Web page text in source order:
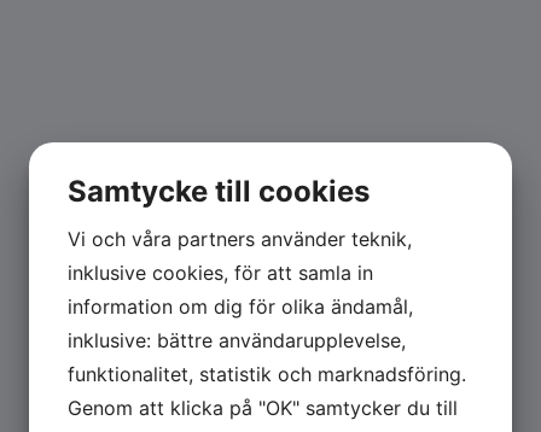
ORTIC VV40
Materialtjocklek: 0,5–1,5 mm
Max bandbredd:300 mm
Max hastighet:40 m/min
Samtycke till cookies
Vi och våra partners använder teknik,
inklusive cookies, för att samla in
information om dig för olika ändamål,
inklusive: bättre användarupplevelse,
funktionalitet, statistik och marknadsföring.
Genom att klicka på "OK" samtycker du till